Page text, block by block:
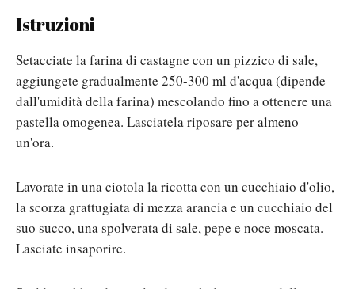
Istruzioni
Setacciate la farina di castagne con un pizzico di sale,
aggiungete gradualmente 250-300 ml d'acqua (dipende
dall'umidità della farina) mescolando fino a ottenere una
pastella omogenea. Lasciatela riposare per almeno
un'ora.
Lavorate in una ciotola la ricotta con un cucchiaio d'olio,
la scorza grattugiata di mezza arancia e un cucchiaio del
suo succo, una spolverata di sale, pepe e noce moscata.
Lasciate insaporire.